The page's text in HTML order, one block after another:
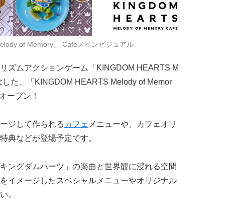
of Memory」 Cafeメインビジュアル
ズムアクションゲーム「KINGDOM HEARTS M
た、「KINGDOM HEARTS Melody of Memor
ープン！
ジして作られる カフェ メニューや、カフェオリ
典などが登場予定です。
ングダムハーツ」の楽曲と世界観に浸れる空間
イメージしたスペシャルメニューやオリジナル
。